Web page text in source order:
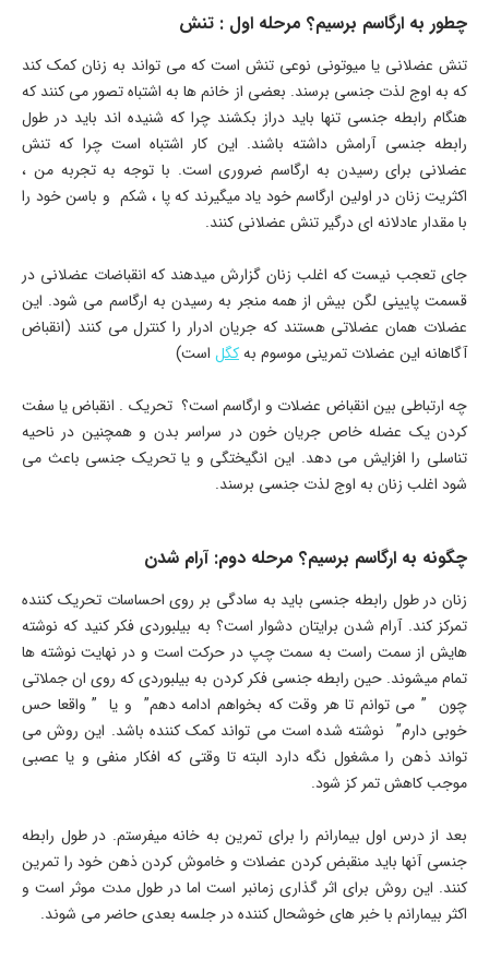
چطور به ارگاسم برسیم؟ مرحله اول : تنش
تنش عضلانی یا میوتونی نوعی تنش است که می تواند به زنان کمک کند
که به اوج لذت جنسی برسند. بعضی از خانم ها به اشتباه تصور می کنند که
هنگام رابطه جنسی تنها باید دراز بکشند چرا که شنیده اند باید در طول
رابطه جنسی آرامش داشته باشند. این کار اشتباه است چرا که تنش
عضلانی برای رسیدن به ارگاسم ضروری است. با توجه به تجربه من ،
اکثریت زنان در اولین ارگاسم خود یاد میگیرند که پا ، شکم و باسن خود را
با مقدار عادلانه ای درگیر تنش عضلانی کنند.
جای تعجب نیست که اغلب زنان گزارش میدهند که انقباضات عضلانی در
قسمت پایینی لگن بیش از همه منجر به رسیدن به ارگاسم می شود. این
عضلات همان عضلاتی هستند که جریان ادرار را کنترل می کنند (انقباض
آگاهانه این عضلات تمرینی موسوم بهکگل است)
چه ارتباطی بین انقباض عضلات و ارگاسم است؟ تحریک . انقباض یا سفت
کردن یک عضله خاص جریان خون در سراسر بدن و همچنین در ناحیه
تناسلی را افزایش می دهد. این انگیختگی و یا تحریک جنسی باعث می
شود اغلب زنان به اوج لذت جنسی برسند.
چگونه به ارگاسم برسیم؟ مرحله دوم: آرام شدن
زنان در طول رابطه جنسی باید به سادگی بر روی احساسات تحریک کننده
تمرکز کند. آرام شدن برایتان دشوار است؟ به بیلبوردی فکر کنید که نوشته
هایش از سمت راست به سمت چپ در حرکت است و در نهایت نوشته ها
تمام میشوند. حین رابطه جنسی فکر کردن به بیلبوردی که روی ان جملاتی
چون ” می توانم تا هر وقت که بخواهم ادامه دهم” و یا ” واقعا حس
خوبی دارم” نوشته شده است می تواند کمک کننده باشد. این روش می
تواند ذهن را مشغول نگه دارد البته تا وقتی که افکار منفی و یا عصبی
موجب کاهش تمر کز شود.
بعد از درس اول بیمارانم را برای تمرین به خانه میفرستم. در طول رابطه
جنسی آنها باید منقبض کردن عضلات و خاموش کردن ذهن خود را تمرین
کنند. این روش برای اثر گذاری زمانبر است اما در طول مدت موثر است و
اکثر بیمارانم با خبر های خوشحال کننده در جلسه بعدی حاضر می شوند.